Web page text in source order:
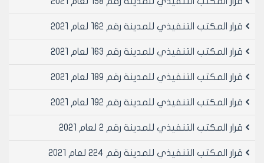
على تجهيز أحد الموقعين المذكورين لنقل السيارات والآليات
اقتضى الأمر.
مادة5- تكليف مديرية الشؤون الفنية باتخاذ الإجراءات اللازمة
فيها الكراج المذكور ليتم استثمارها بالشكل المناسب كونها
مادة6-عدم الموافقة على ابرام عقد مع مكتب نقل
مادة7-ينشر هذا القرار في لوحة إعلانات مجلس المدينة
قرار المكتب التنفيذي للمدينة رقم 162 لعام 2021
قرار المكتب التنفيذي للمدينة رقم 163 لعام 2021
قرار المكتب التنفيذي للمدينة رقم 189 لعام 2021
قرار المكتب التنفيذي للمدينة رقم 192 لعام 2021
قرار المكتب التنفيذي للمدينة رقم 2 لعام 2021
قرار المكتب التنفيذي للمدينة رقم 224 لعام 2021